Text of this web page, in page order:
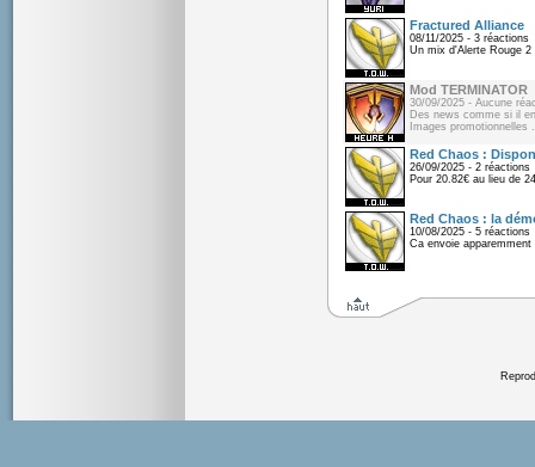
Fractured Alliance
08/11/2025 - 3 réactions
Un mix d'Alerte Rouge
Mod TERMINATOR
30/09/2025 - Aucune
Des news comme si il
Images promotionnelles .
Red Chaos :
26/09/2025 - 2 réactions
Pour 20.82€ au lieu de
Red Chaos : la
10/08/2025 - 5 réactions
Ca envoie apparemment